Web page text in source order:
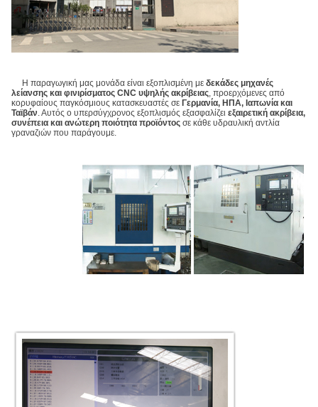
Η παραγωγική μας μονάδα είναι εξοπλισμένη με δεκάδες μηχανές
λείανσης και φινιρίσματος CNC υψηλής ακρίβειας, προερχόμενες από
κορυφαίους παγκόσμιους κατασκευαστές σε Γερμανία, ΗΠΑ, Ιαπωνία και
Ταϊβάν. Αυτός ο υπερσύγχρονος εξοπλισμός εξασφαλίζει εξαιρετική ακρίβεια,
συνέπεια και ανώτερη ποιότητα προϊόντος σε κάθε υδραυλική αντλία
γραναζιών που παράγουμε.